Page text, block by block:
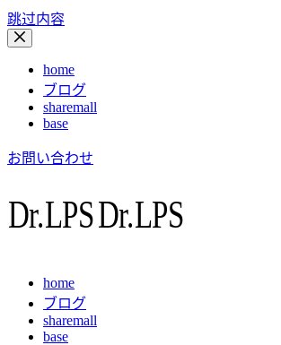
跳过内容
home
ブログ
sharemall
base
お問い合わせ
home
ブログ
sharemall
base